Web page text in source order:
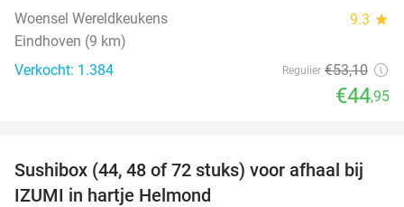
Woensel Wereldkeukens 9.3 star
Eindhoven (9 km)
Verkocht: 1.384
Regulier €53,10
€44,95
45%
Sushibox (44, 48 of 72 stuks) voor afhaal bij
IZUMI in hartje Helmond